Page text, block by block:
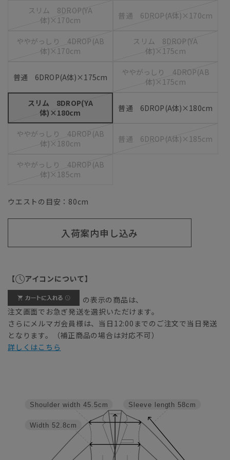
スリム 8DROP(YA
体)×170cm
普通 6DROP(A体)×170cm
ややがっしり 4DROP(AB
体)×170cm
スリム 8DROP(YA
体)×175cm
普通 6DROP(A体)×175cm
ややがっしり 4DROP(AB
体)×175cm
スリム 8DROP(YA
体)×180cm
普通 6DROP(A体)×180cm
ややがっしり 4DROP(AB
体)×180cm
普通 6DROP(A体)×185cm
ややがっしり 4DROP(AB
体)×185cm
ウエストの目安： 80cm
入荷案内申し込み
【 アイコンについて】
の表示の商品は、
注文画面でお急ぎ発送を選択いただけます。
さらにメルマガ会員様は、当日12:00までのご注文で当日発送
となります。（補正商品の場合は対応不可）
詳しくはこちら
Sleeve length 58cm
Width 52.8cm
Shoulder width 45.5cm